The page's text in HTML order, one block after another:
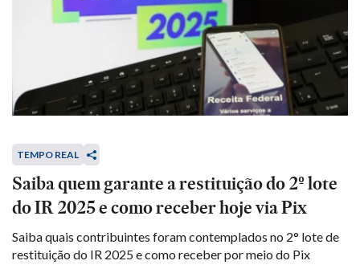
TEMPO REAL
Saiba quem garante a restituição do 2º lote
do IR 2025 e como receber hoje via Pix
Saiba quais contribuintes foram contemplados no 2° lote de
restituição do IR 2025 e como receber por meio do Pix